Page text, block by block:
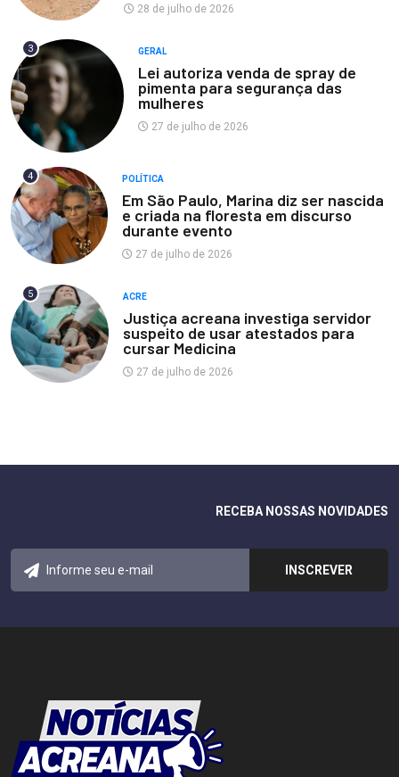
28 de julho de 2026
3 GERAL
Lei autoriza venda de spray de
pimenta para segurança das
mulheres
27 de julho de 2026
4 POLÍTICA
Em São Paulo, Marina diz ser nascida
e criada na floresta em discurso
durante evento
27 de julho de 2026
5 ACRE
Justiça acreana investiga servidor
suspeito de usar atestados para
cursar Medicina
27 de julho de 2026
RECEBA NOSSAS NOVIDADES